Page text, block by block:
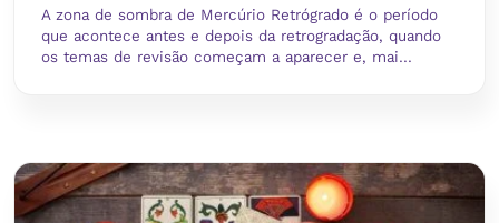
A zona de sombra de Mercúrio Retrógrado é o período
que acontece antes e depois da retrogradação, quando
os temas de revisão começam a aparecer e, mai...